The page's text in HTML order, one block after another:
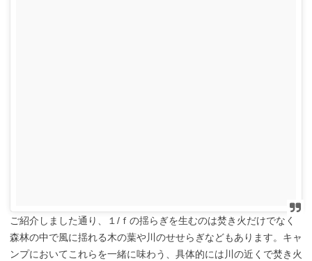
ご紹介しました通り、１/ｆの揺らぎを生むのは焚き火だけでなく
森林の中で風に揺れる木の葉や川のせせらぎなどもあります。キャ
ンプにおいてこれらを一緒に味わう、具体的には川の近くで焚き火